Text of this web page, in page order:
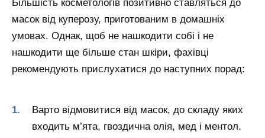
Більшість косметологів позитивно ставляться до
масок від куперозу, приготованим в домашніх
умовах. Однак, щоб не нашкодити собі і не
нашкодити ще більше стан шкіри, фахівці
рекомендують прислухатися до наступних порад:
Варто відмовитися від масок, до складу яких
входить м’ята, гвоздична олія, мед і ментол.